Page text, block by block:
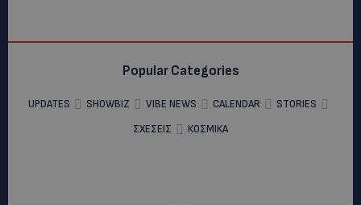
Popular Categories
UPDATES SHOWBIZ VIBE NEWS CALENDAR
STORIES
ΣΧΕΣΕΙΣ
ΚΟΣΜΙΚΑ